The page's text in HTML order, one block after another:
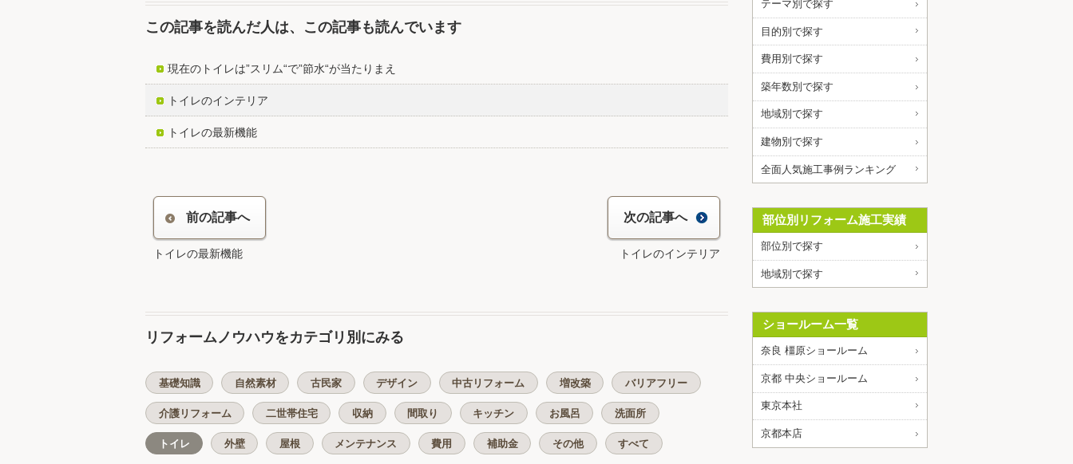
この記事を読んだ人は、この記事も読んでいます
現在のトイレは”スリム“で”節水“が当たりまえ
トイレのインテリア
トイレの最新機能
前の記事へ
トイレの最新機能
次の記事へ
トイレのインテリア
リフォームノウハウをカテゴリ別にみる
基礎知識 自然素材 古民家 デザイン 中古リフォーム 増改築 バリアフリー
介護リフォーム 二世帯住宅 収納 間取り キッチン お風呂 洗面所
トイレ 外壁 屋根 メンテナンス 費用 補助金 その他 すべて
テーマ別で探す
目的別で探す
費用別で探す
築年数別で探す
地域別で探す
建物別で探す
全面人気施工事例ランキング
部位別リフォーム施工実績
部位別で探す
地域別で探す
ショールーム一覧
奈良 橿原ショールーム
京都 中央ショールーム
東京本社
京都本店